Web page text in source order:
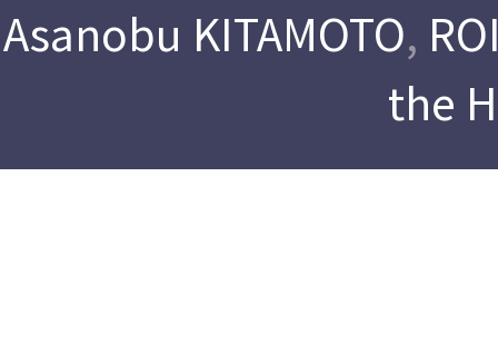
Asanobu KITAMOTO,
the